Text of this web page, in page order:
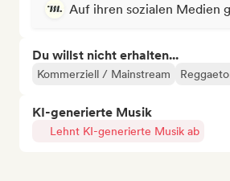
Auf ihren sozialen Medien
Du willst nicht erhalten...
Kommerziell / Mainstream
KI-generierte Musik
Lehnt KI-generierte Musik ab